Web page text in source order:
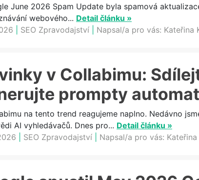
June 2026 Spam Update byla spamová
webového... Detail článku »
SEO Zpravodajství Napsal/a pro vás: Kateřina
v Collabimu:
prompty
na tento trend reagujeme naplno. Nedávno
AI vyhledávačů. Dnes pro... Detail článku »
SEO Zpravodajství Napsal/a pro vás: